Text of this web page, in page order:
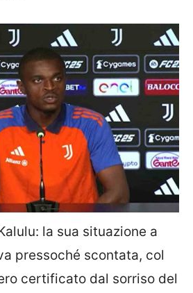
la sua situazione a
pressoché scontata, col
certificato dal sorriso del